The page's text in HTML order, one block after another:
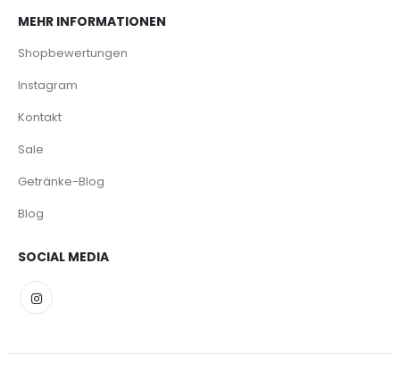
MEHR INFORMATIONEN
Shopbewertungen
Instagram
Kontakt
Sale
Getränke-Blog
Blog
SOCIAL MEDIA